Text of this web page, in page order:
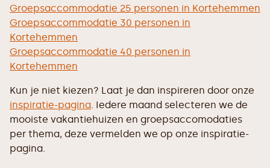
Groepsaccommodatie 25 personen in Kortehemmen
Groepsaccommodatie 30 personen in
Kortehemmen
Groepsaccommodatie 40 personen in
Kortehemmen
Kun je niet kiezen? Laat je dan inspireren door onze
inspiratie-pagina. Iedere maand selecteren we de
mooiste vakantiehuizen en groepsaccomodaties
per thema, deze vermelden we op onze inspiratie-
pagina.